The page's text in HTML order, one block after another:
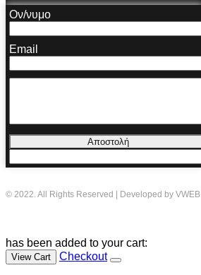
Ον/νυμο
Email
Αποστολή
© 2022. All Rights Reserved | Developed by VWEB
has been added to your cart:
View Cart Checkout